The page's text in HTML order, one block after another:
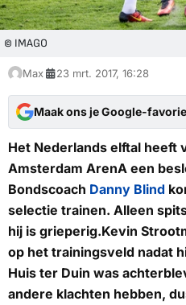
© IMAGO
Max 23 mrt. 2017, 16:28
Maak ons je Google-
Het Nederlands elftal heeft
Amsterdam ArenA een
Bondscoach Danny Blind
selectie trainen. Alleen
hij is grieperig.Kevin
op het trainingsveld nadat
Huis ter Duin was
andere klachten hebben,